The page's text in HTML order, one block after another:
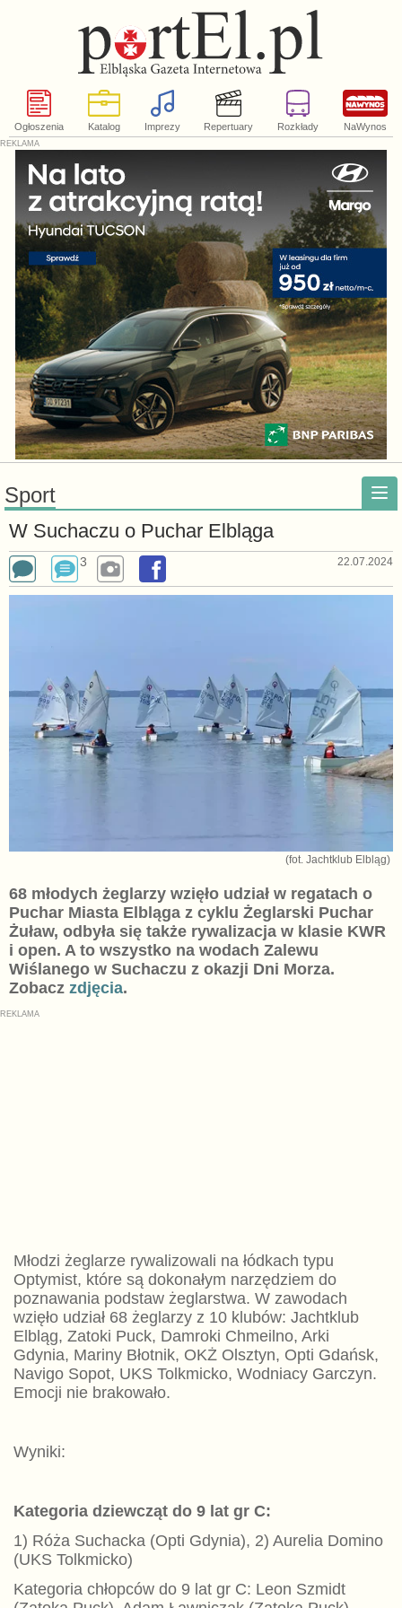
Ogłoszenia Katalog Imprezy Repertuary Rozkłady NaWynos
Sport
W Suchaczu o Puchar Elbląga
3 22.07.2024
(fot. Jachtklub Elbląg)
68 młodych żeglarzy wzięło udział w regatach o
Puchar Miasta Elbląga z cyklu Żeglarski Puchar
Żuław, odbyła się także rywalizacja w klasie KWR
i open. A to wszystko na wodach Zalewu
Wiślanego w Suchaczu z okazji Dni Morza.
Zobacz zdjęcia.
Młodzi żeglarze rywalizowali na łódkach typu
Optymist, które są dokonałym narzędziem do
poznawania podstaw żeglarstwa. W zawodach
wzięło udział 68 żeglarzy z 10 klubów: Jachtklub
Elbląg, Zatoki Puck, Damroki Chmeilno, Arki
Gdynia, Mariny Błotnik, OKŻ Olsztyn, Opti Gdańsk,
Navigo Sopot, UKS Tolkmicko, Wodniacy Garczyn.
Emocji nie brakowało.
Wyniki:
Kategoria dziewcząt do 9 lat gr C:
1) Róża Suchacka (Opti Gdynia), 2) Aurelia Domino
(UKS Tolkmicko)
Kategoria chłopców do 9 lat gr C: Leon Szmidt